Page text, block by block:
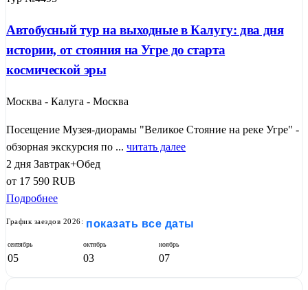
Автобусный тур на выходные в Калугу: два дня
истории, от стояния на Угре до старта
космической эры
Москва - Калуга - Москва
Посещение Музея-диорамы "Великое Стояние на реке Угре" -
обзорная экскурсия по ... читать далее
2 дня Завтрак+Обед
от 17 590 RUB
Подробнее
График заездов 2026: показать все даты
сентябрь
05
октябрь
03
ноябрь
07